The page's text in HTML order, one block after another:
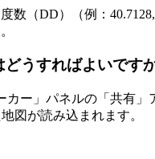
数（DD）（例：
うすればよいです
ー」パネルの「共有
図が読み込まれます。